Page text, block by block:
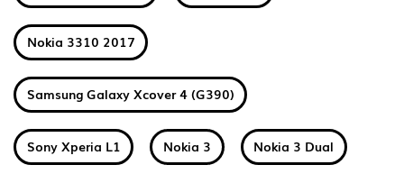
Nokia 3310 2017
Samsung Galaxy Xcover 4 (G390)
Sony Xperia L1 Nokia 3 Nokia 3 Dual